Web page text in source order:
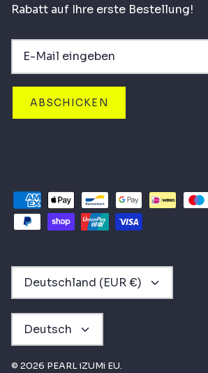
Rabatt auf Ihre erste Bestellung!
ABSCHICKEN
WÄHRUNG
Deutschland (EUR €)
SPRACHE
Deutsch
© 2026 PEARL iZUMi EU.